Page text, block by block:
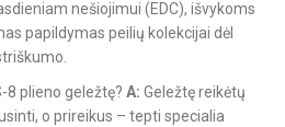
nešiojimui (EDC), išvykoms
papildymas peilių kolekcijai dėl
8 plieno geležtę? A: Geležtę reikėtų
o prireikus – tepti specialia